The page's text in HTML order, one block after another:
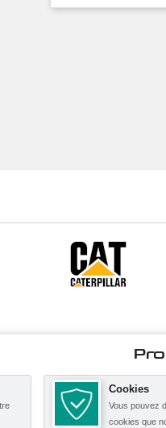
Cookies
Vous pouvez
cookies que